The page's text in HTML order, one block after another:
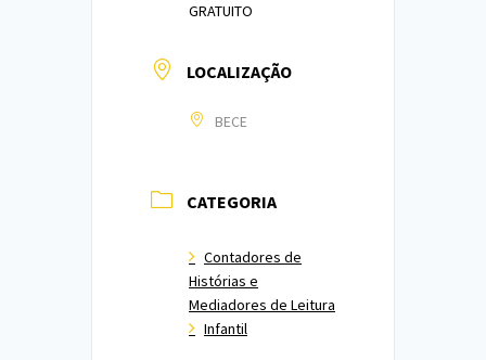
GRATUITO
LOCALIZAÇÃO
BECE
CATEGORIA
Contadores de
Histórias e
Mediadores de Leitura
Infantil